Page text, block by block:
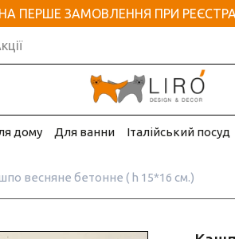
ПЕРШЕ ЗАМОВЛЕННЯ ПРИ
дому Для ванни Італійський посуд
весняне бетонне ( h 15*16 см.)